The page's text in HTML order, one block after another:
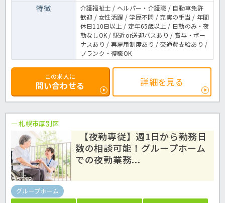
特徴
介護福祉士 / ヘルパー・介護職 / 自動車免許
歓迎 / 女性活躍 / 学歴不問 / 充実の手当 / 年間
休日110日以上 / 定年65歳以上 / 日勤のみ・夜
勤なしOK / 駅近or送迎バスあり / 賞与・ボー
ナスあり / 再雇用制度あり / 交通費支給あり /
ブランク・復職OK
この求人に
問い合わせる 詳細を見る
札幌市厚別区
【夜勤専従】週1日から勤務日
数の相談可能！グループホーム
での夜勤業務...
グループホーム